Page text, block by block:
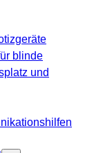
blinde
und